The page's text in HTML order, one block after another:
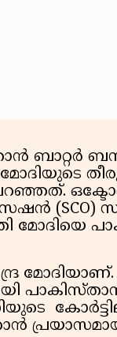
ബാറ്റർ
മോദിയുടെ
(SCO)
മോദിയെ